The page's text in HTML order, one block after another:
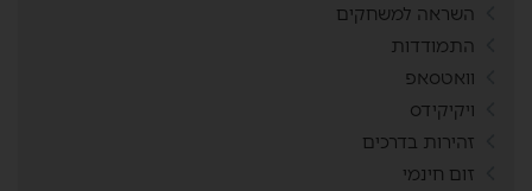
השראה למשחקים
התמודדות
וואטסאפ
ויקיקידס
זהירות בדרכים
זום חינמי